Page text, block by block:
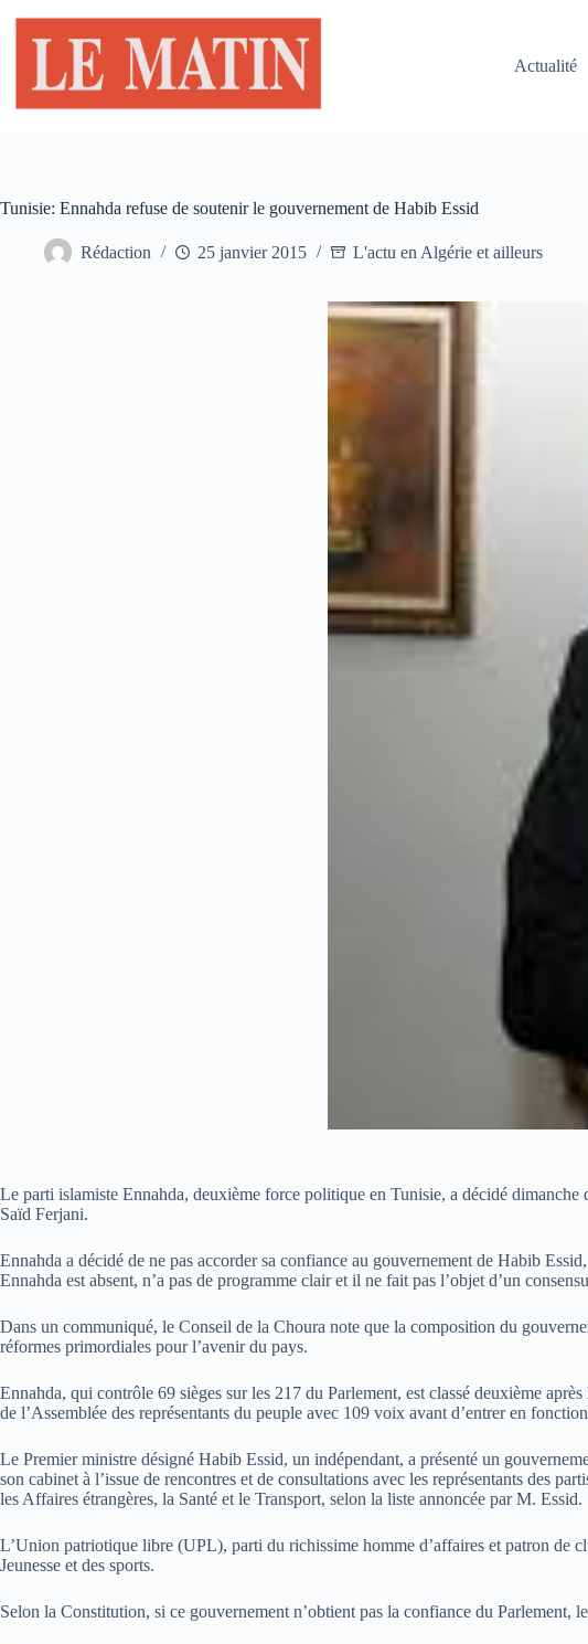
contenu
Actualité
Tunisie: Ennahda refuse de soutenir le gouvernement de Habib Essid
Rédaction 25 janvier 2015 L'actu en Algérie et ailleurs
Le parti islamiste Ennahda, deuxième force politique en Tunisie, a décidé
Saïd Ferjani.
Ennahda a décidé de ne pas accorder sa confiance au gouvernement de Habib
Ennahda est absent, n’a pas de programme clair et il ne fait pas l’objet d’un
Dans un communiqué, le Conseil de la Choura note que la composition du
réformes primordiales pour l’avenir du pays.
Ennahda, qui contrôle 69 sièges sur les 217 du Parlement, est classé deuxième
de l’Assemblée des représentants du peuple avec 109 voix avant d’entrer en
Le Premier ministre désigné Habib Essid, un indépendant, a présenté un
son cabinet à l’issue de rencontres et de consultations avec les représentants des
les Affaires étrangères, la Santé et le Transport, selon la liste annoncée par M. Essid.
L’Union patriotique libre (UPL), parti du richissime homme d’affaires et patron de
Jeunesse et des sports.
Selon la Constitution, si ce gouvernement n’obtient pas la confiance du